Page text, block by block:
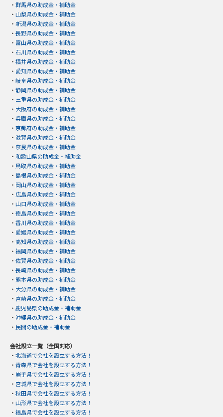
・ 群馬県の助成金・補助金
・ 山梨県の助成金・補助金
・ 新潟県の助成金・補助金
・ 長野県の助成金・補助金
・ 富山県の助成金・補助金
・ 石川県の助成金・補助金
・ 福井県の助成金・補助金
・ 愛知県の助成金・補助金
・ 岐阜県の助成金・補助金
・ 静岡県の助成金・補助金
・ 三重県の助成金・補助金
・ 大阪府の助成金・補助金
・ 兵庫県の助成金・補助金
・ 京都府の助成金・補助金
・ 滋賀県の助成金・補助金
・ 奈良県の助成金・補助金
・ 和歌山県の助成金・補助金
・ 鳥取県の助成金・補助金
・ 島根県の助成金・補助金
・ 岡山県の助成金・補助金
・ 広島県の助成金・補助金
・ 山口県の助成金・補助金
・ 徳島県の助成金・補助金
・ 香川県の助成金・補助金
・ 愛媛県の助成金・補助金
・ 高知県の助成金・補助金
・ 福岡県の助成金・補助金
・ 佐賀県の助成金・補助金
・ 長崎県の助成金・補助金
・ 熊本県の助成金・補助金
・ 大分県の助成金・補助金
・ 宮崎県の助成金・補助金
・ 鹿児島県の助成金・補助金
・ 沖縄県の助成金・補助金
・ 民間の助成金・補助金
会社設立一覧（全国対応）
・ 北海道で会社を設立する方法！
・ 青森県で会社を設立する方法！
・ 岩手県で会社を設立する方法！
・ 宮城県で会社を設立する方法！
・ 秋田県で会社を設立する方法！
・ 山形県で会社を設立する方法！
・ 福島県で会社を設立する方法！